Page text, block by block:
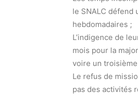
le SNALC défend
hebdomadaires ;
L’indigence de
mois pour la
voire un
Le refus de
pas des activités